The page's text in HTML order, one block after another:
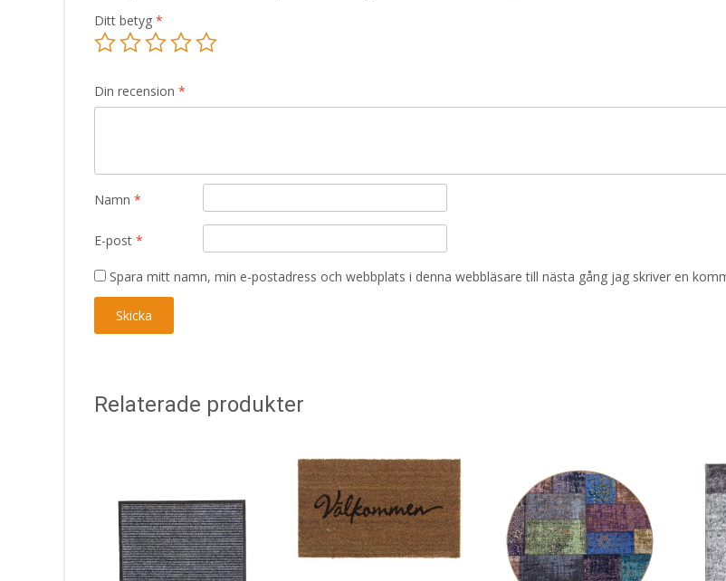
Ditt betyg *
Din recension *
Namn *
E-post *
Spara mitt namn, min e-postadress och webbplats i denna webbläsare till nästa gång jag skriver en
Relaterade produkter